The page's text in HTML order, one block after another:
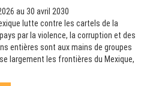
au 30 avril 2030
lutte contre les cartels de la
par la violence, la corruption et des
entières sont aux mains de groupes
largement les frontières du Mexique,